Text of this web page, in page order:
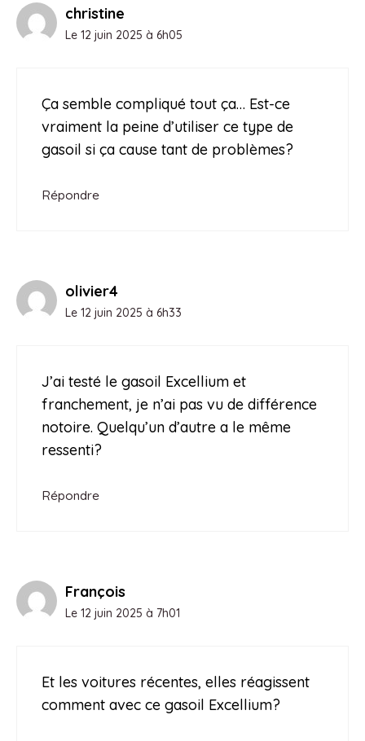
christine
Le 12 juin 2025 à 6h05
Ça semble compliqué tout ça… Est-ce
vraiment la peine d’utiliser ce type de
gasoil si ça cause tant de problèmes?
Répondre
olivier4
Le 12 juin 2025 à 6h33
J’ai testé le gasoil Excellium et
franchement, je n’ai pas vu de différence
notoire. Quelqu’un d’autre a le même
ressenti?
Répondre
François
Le 12 juin 2025 à 7h01
Et les voitures récentes, elles réagissent
comment avec ce gasoil Excellium?